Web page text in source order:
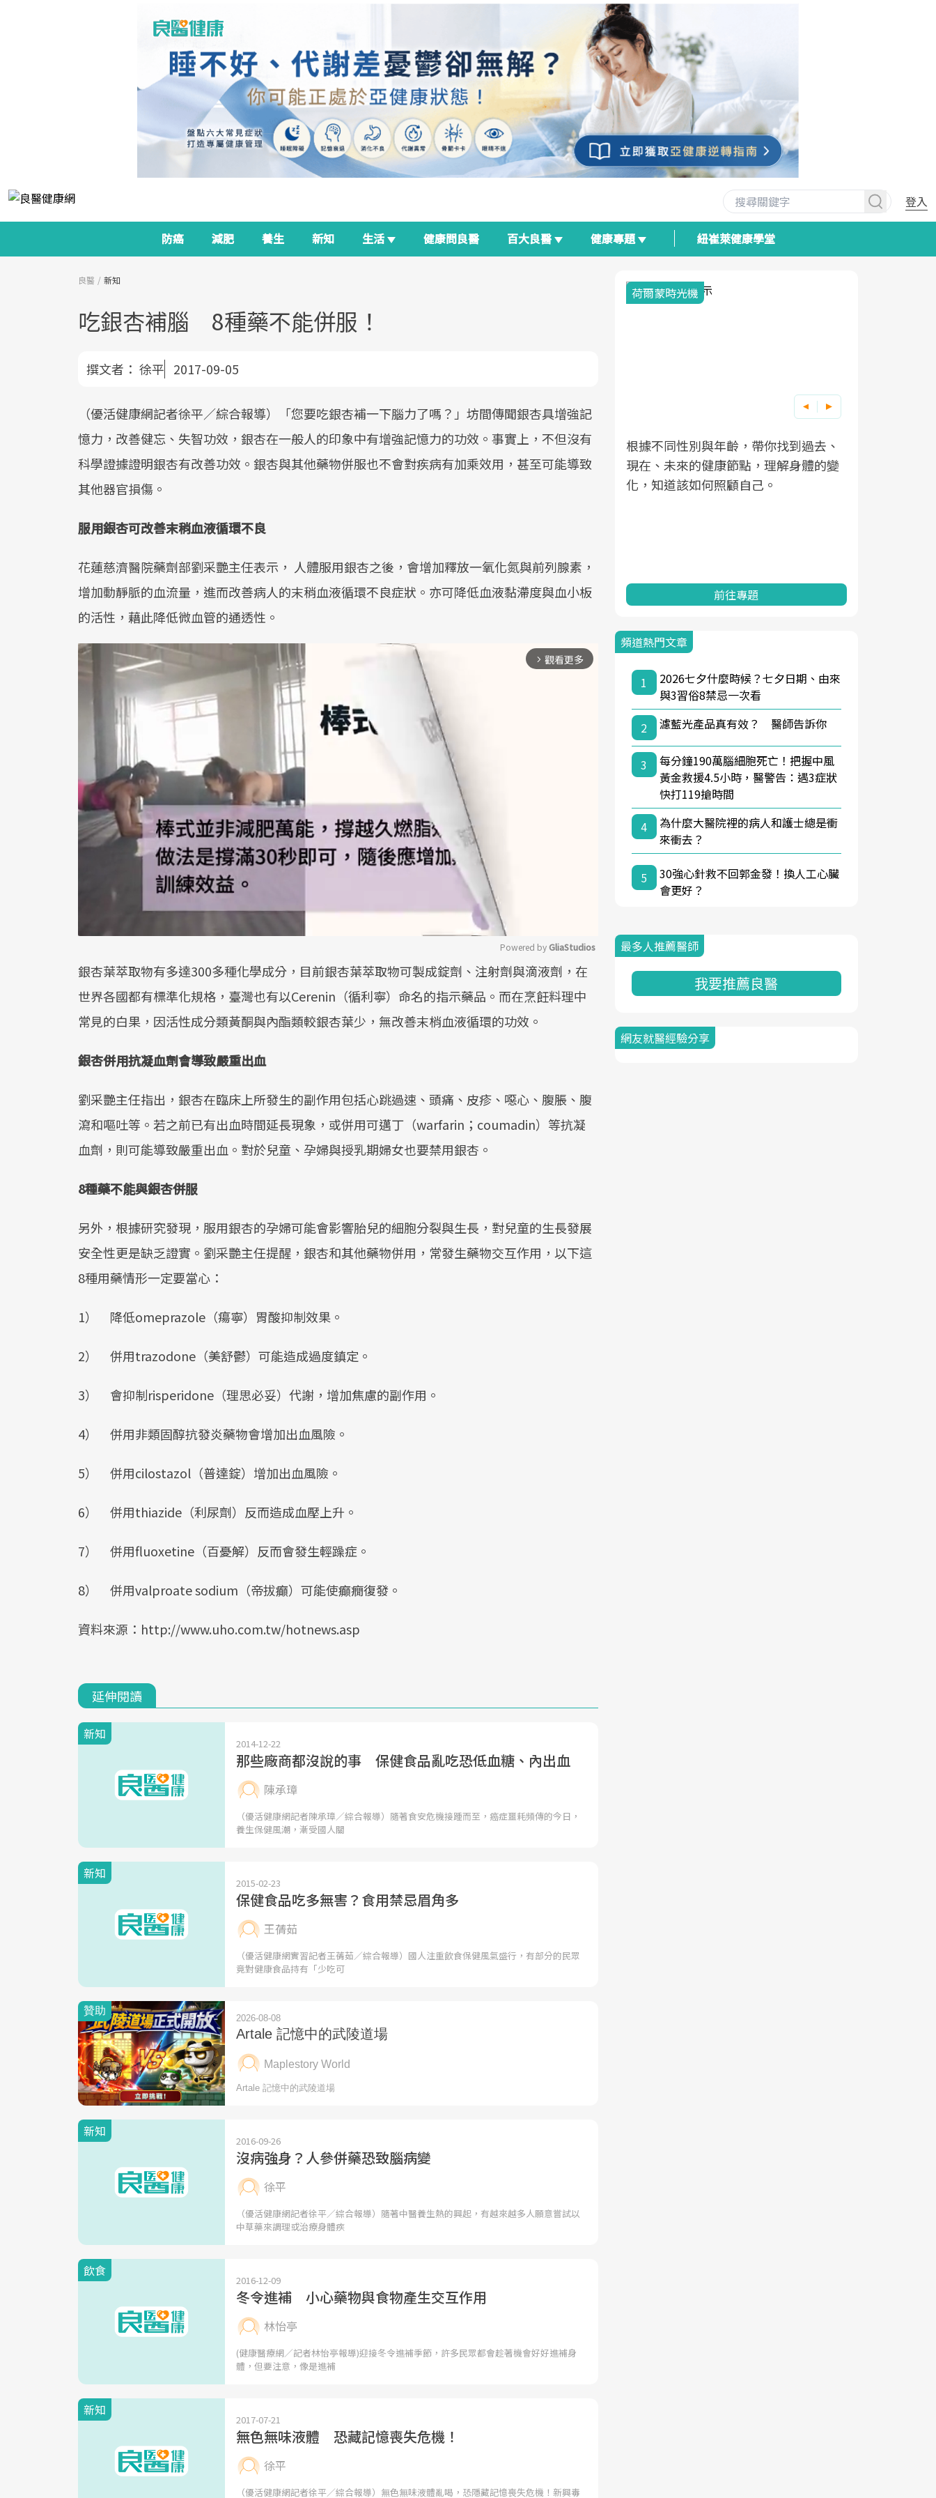
登入
防癌 減肥 養生 新知 生活 健康問良醫 百大良醫 健康專題 紐崔萊健康學堂
良醫 新知
吃銀杏補腦 8種藥不能併服！
撰文者： 徐平 2017-09-05
（優活健康網記者徐平／綜合報導）「您要吃銀杏補一下腦力了嗎？」坊間傳聞銀杏具增強記
憶力，改善健忘、失智功效，銀杏在一般人的印象中有增強記憶力的功效。事實上，不但沒有
科學證據證明銀杏有改善功效。銀杏與其他藥物併服也不會對疾病有加乘效用，甚至可能導致
其他器官損傷。
服用銀杏可改善末稍血液循環不良
花蓮慈濟醫院藥劑部劉采艷主任表示， 人體服用銀杏之後，會增加釋放一氧化氮與前列腺素，
增加動靜脈的血流量，進而改善病人的末稍血液循環不良症狀。亦可降低血液黏滯度與血小板
的活性，藉此降低微血管的通透性。
arrow_forward_ios 觀看更多
Mute
Powered by GliaStudios
銀杏葉萃取物有多達300多種化學成分，目前銀杏葉萃取物可製成錠劑、注射劑與滴液劑，在
世界各國都有標準化規格，臺灣也有以Cerenin（循利寧）命名的指示藥品。而在烹飪料理中
常見的白果，因活性成分類黃酮與內酯類較銀杏葉少，無改善末梢血液循環的功效。
銀杏併用抗凝血劑會導致嚴重出血
劉采艷主任指出，銀杏在臨床上所發生的副作用包括心跳過速、頭痛、皮疹、噁心、腹脹、腹
瀉和嘔吐等。若之前已有出血時間延長現象，或併用可邁丁（warfarin；coumadin）等抗凝
血劑，則可能導致嚴重出血。對於兒童、孕婦與授乳期婦女也要禁用銀杏。
8種藥不能與銀杏併服
另外，根據研究發現，服用銀杏的孕婦可能會影響胎兒的細胞分裂與生長，對兒童的生長發展
安全性更是缺乏證實。劉采艷主任提醒，銀杏和其他藥物併用，常發生藥物交互作用，以下這
8種用藥情形一定要當心：
1） 降低omeprazole（瘍寧）胃酸抑制效果。
2） 併用trazodone（美舒鬱）可能造成過度鎮定。
3） 會抑制risperidone（理思必妥）代謝，增加焦慮的副作用。
4） 併用非類固醇抗發炎藥物會增加出血風險。
5） 併用cilostazol（普達錠）增加出血風險。
6） 併用thiazide（利尿劑）反而造成血壓上升。
7） 併用fluoxetine（百憂解）反而會發生輕躁症。
8） 併用valproate sodium（帝拔癲）可能使癲癇復發。
資料來源：http://www.uho.com.tw/hotnews.asp
延伸閱讀
新知
2014-12-22
那些廠商都沒說的事 保健食品亂吃恐低血糖、內出血
陳承璋
（優活健康網記者陳承璋／綜合報導）隨著食安危機接踵而至，癌症噩耗頻傳的今日，
養生保健風潮，漸受國人關
新知
2015-02-23
保健食品吃多無害？食用禁忌眉角多
王蒨茹
（優活健康網實習記者王蒨茹／綜合報導）國人注重飲食保健風氣盛行，有部分的民眾
竟對健康食品持有「少吃可
新知
2016-09-26
沒病強身？人參併藥恐致腦病變
徐平
（優活健康網記者徐平／綜合報導）隨著中醫養生熱的興起，有越來越多人願意嘗試以
中草藥來調理或治療身體疾
飲食
2016-12-09
冬令進補 小心藥物與食物產生交互作用
林怡亭
(健康醫療網／記者林怡亭報導)迎接冬令進補季節，許多民眾都會趁著機會好好進補身
體，但要注意，像是進補
新知
2017-07-21
無色無味液體 恐藏記憶喪失危機！
徐平
（優活健康網記者徐平／綜合報導）無色無味液體亂喝，恐隱藏記憶喪失危機！新興毒
面對超高齡社會的浪潮，台灣正在快速
邁向「健康照護」的新時代。隨著國家
狀況、啟動健康管理的重要起點。
前往專題
2025年，就到良醫生活祭體驗「一站式
健康新生活」，從講座、體驗到運動，
前往專題
良醫健康網從「換季的身體變化」出
發，透過醫學觀點與日常感受的對話，
前往專題
荷爾蒙時光機
根據不同性別與年齡，帶你找到過去、
現在、未來的健康節點，理解身體的變
化，知道該如何照顧自己。
前往專題
頻道熱門文章
1
2026七夕什麼時候？七夕日期、由來
與3習俗8禁忌一次看
2
濾藍光產品真有效？ 醫師告訴你
3
每分鐘190萬腦細胞死亡！把握中風
黃金救援4.5小時，醫警告：遇3症狀
快打119搶時間
4
為什麼大醫院裡的病人和護士總是衝
來衝去？
5
30強心針救不回郭金發！換人工心臟
會更好？
最多人推薦醫師
我要推薦良醫
網友就醫經驗分享